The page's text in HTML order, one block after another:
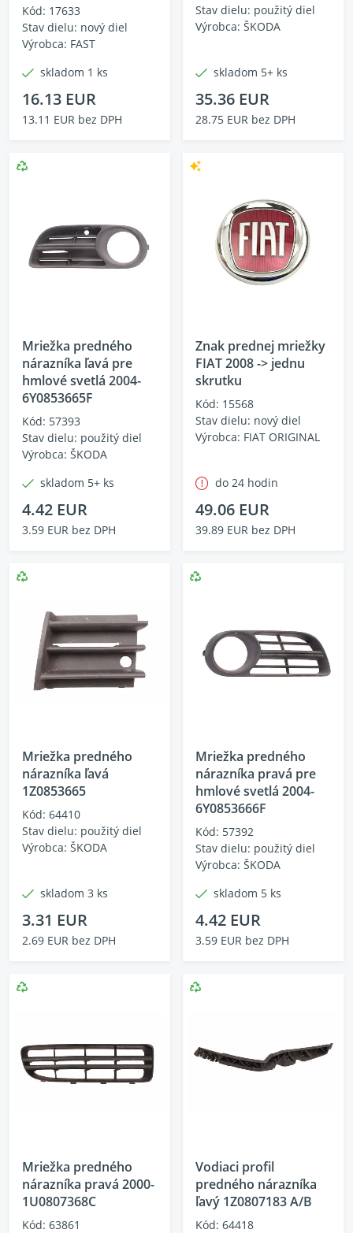
Kód: 17633
Stav dielu: nový diel
Výrobca: FAST
skladom 1 ks
16.13 EUR
13.11 EUR bez DPH
Stav dielu: použitý diel
Výrobca: ŠKODA
skladom 5+ ks
35.36 EUR
28.75 EUR bez DPH
Mriežka predného
nárazníka ľavá pre
hmlové svetlá 2004-
6Y0853665F
Kód: 57393
Stav dielu: použitý diel
Výrobca: ŠKODA
skladom 5+ ks
4.42 EUR
3.59 EUR bez DPH
Znak prednej mriežky
FIAT 2008 -> jednu
skrutku
Kód: 15568
Stav dielu: nový diel
Výrobca: FIAT ORIGINAL
do 24 hodin
49.06 EUR
39.89 EUR bez DPH
Mriežka predného
nárazníka ľavá
1Z0853665
Kód: 64410
Stav dielu: použitý diel
Výrobca: ŠKODA
skladom 3 ks
3.31 EUR
2.69 EUR bez DPH
Mriežka predného
nárazníka pravá pre
hmlové svetlá 2004-
6Y0853666F
Kód: 57392
Stav dielu: použitý diel
Výrobca: ŠKODA
skladom 5 ks
4.42 EUR
3.59 EUR bez DPH
Mriežka predného
nárazníka pravá 2000-
1U0807368C
Kód: 63861
Vodiaci profil
predného nárazníka
ľavý 1Z0807183 A/B
Kód: 64418